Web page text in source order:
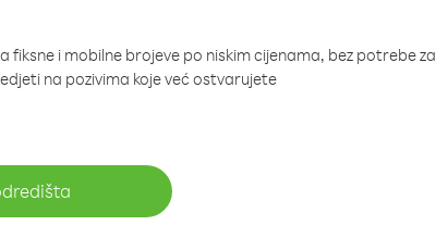
i mobilne brojeve po niskim cijenama, bez potrebe za
na pozivima koje već ostvarujete